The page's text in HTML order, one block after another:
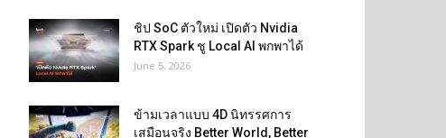
ชิป SoC ตัวใหม่ เปิดตัว Nvidia
RTX Spark ชู Local AI พกพาได้
June 5, 2026
ข้ามเวลาแบบ 4D นิทรรศการ
เสมือนจริง Better World, Better